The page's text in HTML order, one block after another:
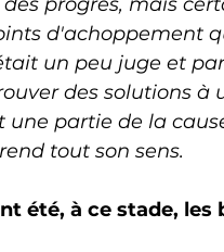
d'achoppement
un peu juge et
des solutions
partie de la
tout son sens.
été, à ce stade,